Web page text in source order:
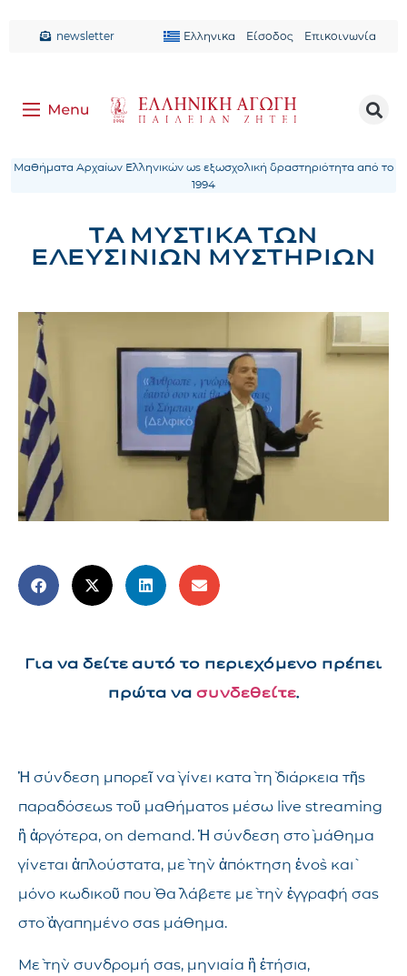
newsletter Ελληνικα Είσοδος Επικοινωνία
Μαθήματα Αρχαίων Ελληνικών ως εξωσχολική δραστηριότητα από το
1994
ΤΑ ΜΥΣΤΙΚΑ ΤΩΝ
ΕΛΕΥΣΙΝΙΩΝ ΜΥΣΤΗΡΙΩΝ
Για να δείτε αυτό το περιεχόμενο πρέπει
πρώτα να συνδεθείτε.
Ἡ σύνδεση μπορεῖ νὰ γίνει κατὰ τὴ διάρκεια τῆς
παραδόσεως τοῦ μαθήματος μέσω live streaming
ἢ ἀργότερα, on demand. Ἡ σύνδεση στὸ μάθημα
γίνεται ἁπλούστατα, μὲ τὴν ἀπόκτηση ἑνὸς καὶ
μόνο κωδικοῦ ποὺ θὰ λάβετε μὲ τὴν ἐγγραφή σας
στὸ ἀγαπημένο σας μάθημα.
Μὲ τὴν συνδρομή σας, μηνιαία ἢ ἐτήσια,